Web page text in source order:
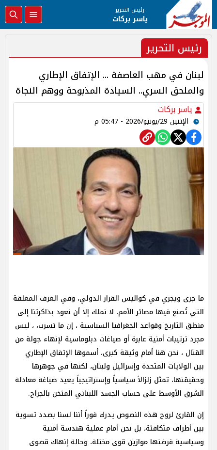
رئيس التحرير
ياسر بركات
رئيس التحرير
لبنان في مهب العاصفة ... الإتفاق الإطاري
والملحق السري.. السيادة المذبوحة ووهم النجاة
ياسر بركات
الإثنين 29/يونيو/2026 - 05:47 م
ما جرى ويجري في كواليس القرار الدولي، وفي الغرف المغلقة
التي تُصنع فيها مصائر الأمم، لا نملك إلا أن نعود بذاكرتنا إلى
منطق التاريخ وقواعد الجغرافيا السياسية ، إن ما تسرب، ، ليس
مجرد ترتيبات أمنية عابرة أو صياغات دبلوماسية لإنهاء جولة من
القتال ، نحن هنا أمام وثيقة كبرى، أسموها الإتفاق الإطاري
بين الولايات المتحدة وإسرائيل ولبنان، لكنها في جوهرها
وحقيقتها، تمثل زلزالاً سياسياً وإستراتيجياً يعيد صياغة معادلة
الشرق الأوسط على حساب الجسد اللبناني المثخن بالجراح.
إن القارئ لروح هذه النصوص يدرك فوراً أننا لسنا بصدد تسوية
بين أطراف متكافئة، بل نحن أمام عملية هندسة أمنية
وسياسية فرضتها موازين قوى مختلة، وحالة إنهاك قصوى